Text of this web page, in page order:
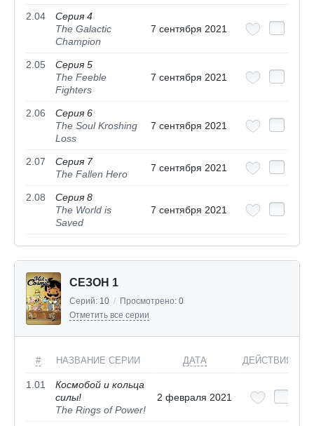
2.04
Серия 4
The Galactic
Champion
7 сентября 2021
2.05
Серия 5
The Feeble
Fighters
7 сентября 2021
2.06
Серия 6
The Soul Kroshing
Loss
7 сентября 2021
2.07
Серия 7
The Fallen Hero
7 сентября 2021
2.08
Серия 8
The World is
Saved
7 сентября 2021
СЕЗОН 1
Серий: 10 / Просмотрено: 0
Отметить все серии
# НАЗВАНИЕ СЕРИИ ДАТА ДЕЙСТВИЯ
1.01
Космобой и кольца
силы!
The Rings of Power!
2 февраля 2021